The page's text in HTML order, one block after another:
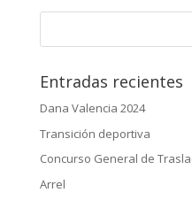
Entradas recientes
Dana Valencia 2024
Transición deportiva
Concurso General de
Arrel